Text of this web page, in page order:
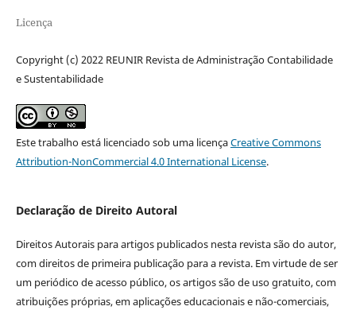
Licença
Copyright (c) 2022 REUNIR Revista de Administração Contabilidade
e Sustentabilidade
Este trabalho está licenciado sob uma licençaCreative Commons
Attribution-NonCommercial 4.0 International License.
Declaração de Direito Autoral
Direitos Autorais para artigos publicados nesta revista são do autor,
com direitos de primeira publicação para a revista. Em virtude de ser
um periódico de acesso público, os artigos são de uso gratuito, com
atribuições próprias, em aplicações educacionais e não-comerciais,